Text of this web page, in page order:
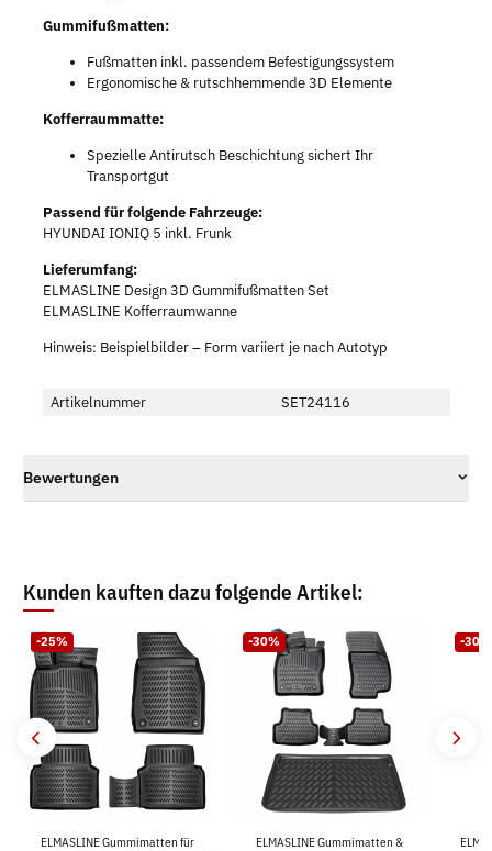
Gummifußmatten:
Fußmatten inkl. passendem Befestigungssystem
Ergonomische & rutschhemmende 3D Elemente
Kofferraummatte:
Spezielle Antirutsch Beschichtung sichert Ihr
Transportgut
Passend für folgende Fahrzeuge:
HYUNDAI IONIQ 5 inkl. Frunk
Lieferumfang:
ELMASLINE Design 3D Gummifußmatten Set
ELMASLINE Kofferraumwanne
Hinweis: Beispielbilder – Form variiert je nach Autotyp
Artikelnummer SET24116
Bewertungen
Kunden kauften dazu folgende Artikel:
-25%
ELMASLINE Gummimatten für
-30%
ELMASLINE Gummimatten &
-30%